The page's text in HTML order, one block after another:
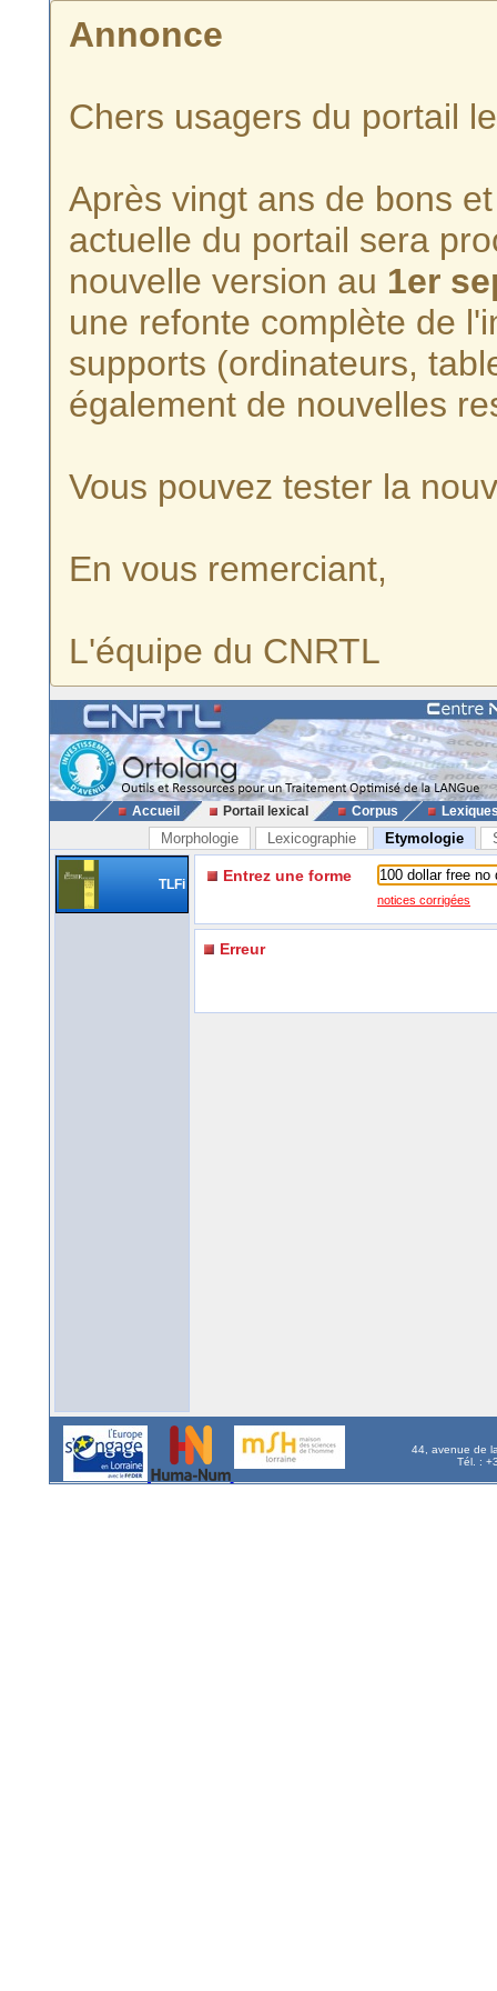
Annonce
Chers usagers du portail
Après vingt ans de bons
actuelle du portail sera
nouvelle version au 1er
une refonte complète de
supports (ordinateurs,
également de nouvelles
Vous pouvez tester la
En vous remerciant,
L'équipe du CNRTL
Accueil Portail lexical Corpus
Morphologie Lexicographie Etymologie
TLFi Entrez une forme
notices corrigées
Erreur
44, avenue de
Tél. :